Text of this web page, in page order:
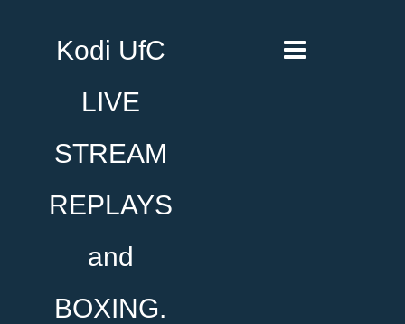
Kodi UfC
LIVE
STREAM
REPLAYS
and
BOXING.